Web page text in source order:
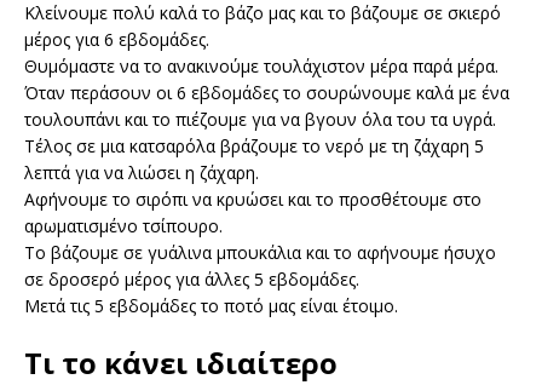
Κλείνουμε πολύ καλά το βάζο μας και το βάζουμε σε σκιερό
μέρος για 6 εβδομάδες.
Θυμόμαστε να το ανακινούμε τουλάχιστον μέρα παρά μέρα.
Όταν περάσουν οι 6 εβδομάδες το σουρώνουμε καλά με ένα
τουλουπάνι και το πιέζουμε για να βγουν όλα του τα υγρά.
Τέλος σε μια κατσαρόλα βράζουμε το νερό με τη ζάχαρη 5
λεπτά για να λιώσει η ζάχαρη.
Αφήνουμε το σιρόπι να κρυώσει και το προσθέτουμε στο
αρωματισμένο τσίπουρο.
Το βάζουμε σε γυάλινα μπουκάλια και το αφήνουμε ήσυχο
σε δροσερό μέρος για άλλες 5 εβδομάδες.
Μετά τις 5 εβδομάδες το ποτό μας είναι έτοιμο.
Τι το κάνει ιδιαίτερο